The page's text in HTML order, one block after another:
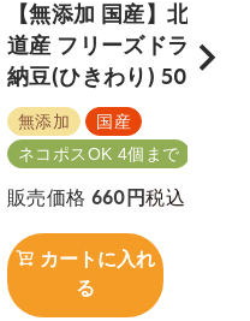
【無添加 国産】北海
道産 フリーズドライ
納豆(ひきわり) 50g
無添加
国産
ネコポスOK 4個まで
販売価格 660 税込
カートに入れ
る